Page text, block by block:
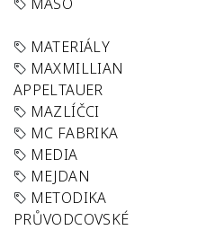
MATERIÁLY
MAXMILLIAN
APPELTAUER
MAZLÍČCI
MC FABRIKA
MEDIA
MEJDAN
METODIKA
PRŮVODCOVSKÉ